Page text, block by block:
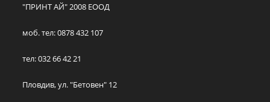
"ПРИНТ АЙ" 2008 ЕООД
моб. тел: 0878 432 107
тел: 032 66 42 21
Пловдив, ул. "Бетовен" 12